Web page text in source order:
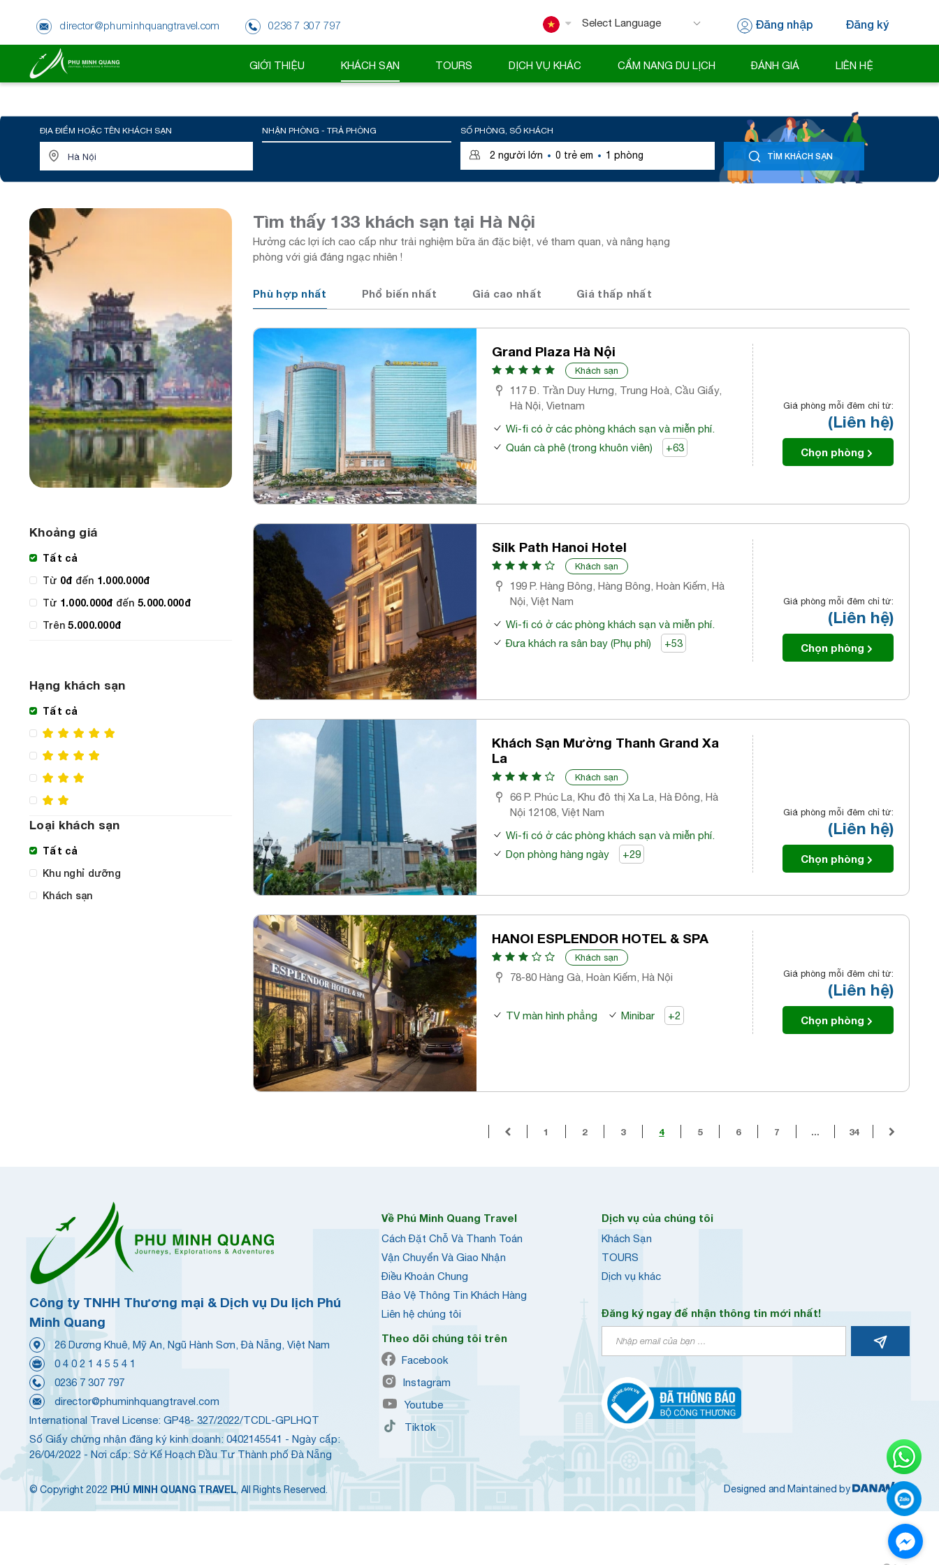
director@phuminhquangtravel.com 0236 7 307 797 Đăng nhập Đăng ký
GIỚI THIỆU KHÁCH SẠN TOURS DỊCH VỤ KHÁC CẨM NANG DU LỊCH ĐÁNH GIÁ LIÊN HỆ
ĐỊA ĐIỂM HOẶC TÊN KHÁCH SẠN NHẬN PHÒNG - TRẢ PHÒNG SỐ PHÒNG, SỐ KHÁCH
2 người lớn · 0 trẻ em · 1 phòng TÌM KHÁCH SẠN
Khoảng giá
Tất cả
Từ 0đ đến 1.000.000đ
Từ 1.000.000đ đến5.000.000đ
Trên5.000.000đ
Hạng khách sạn
Tất cả
Loại khách sạn
Tất cả
Khu nghỉ dưỡng
Khách sạn
Tìm thấy 133 khách sạn tại Hà Nội
Hưởng các lợi ích cao cấp như trải nghiệm bữa ăn đặc biệt, vé tham quan, và nâng hạng
phòng với giá đáng ngạc nhiên !
Phù hợp nhất Phổ biến nhất Giá cao nhất Giá thấp nhất
Grand Plaza Hà Nội
Khách sạn
117 Đ. Trần Duy Hưng, Trung Hoà, Cầu Giấy,
Hà Nội, Vietnam
Wi-fi có ở các phòng khách sạn và miễn phí.
Quán cà phê (trong khuôn viên)
+63
Giá phòng mỗi đêm chỉ từ:
(Liên hệ)
Chọn phòng
Silk Path Hanoi Hotel
Khách sạn
199 P. Hàng Bông, Hàng Bông, Hoàn Kiếm, Hà
Nội, Việt Nam
Wi-fi có ở các phòng khách sạn và miễn phí.
Đưa khách ra sân bay (Phụ phí)
+53
Giá phòng mỗi đêm chỉ từ:
(Liên hệ)
Chọn phòng
Khách Sạn Mường Thanh Grand Xa
La
Khách sạn
66 P. Phúc La, Khu đô thị Xa La, Hà Đông, Hà
Nội 12108, Việt Nam
Wi-fi có ở các phòng khách sạn và miễn phí.
Dọn phòng hàng ngày
+29
Giá phòng mỗi đêm chỉ từ:
(Liên hệ)
Chọn phòng
HANOI ESPLENDOR HOTEL & SPA
Khách sạn
78-80 Hàng Gà, Hoàn Kiếm, Hà Nội
TV màn hình phẳng Minibar +2
Giá phòng mỗi đêm chỉ từ:
(Liên hệ)
Chọn phòng
1 2 3 4 5 6 7 ... 34
Công ty TNHH Thương mại & Dịch vụ Du lịch Phú
Minh Quang
26 Dương Khuê, Mỹ An, Ngũ Hành Sơn, Đà Nẵng, Việt Nam
0 4 0 2 1 4 5 5 4 1
0236 7 307 797
director@phuminhquangtravel.com
International Travel License: GP48- 327/2022/TCDL-GPLHQT
Số Giấy chứng nhận đăng ký kinh doanh: 0402145541 - Ngày cấp:
26/04/2022 - Nơi cấp: Sở Kế Hoạch Đầu Tư Thành phố Đà Nẵng
Về Phú Minh Quang Travel
Cách Đặt Chỗ Và Thanh Toán
Vận Chuyển Và Giao Nhận
Điều Khoản Chung
Bảo Vệ Thông Tin Khách Hàng
Liên hệ chúng tôi
Theo dõi chúng tôi trên
Facebook
Instagram
Youtube
Tiktok
Dịch vụ của chúng tôi
Khách Sạn
TOURS
Dịch vụ khác
Đăng ký ngay để nhận thông tin mới nhất!
© Copyright 2022 PHÚ MINH QUANG TRAVEL, All Rights Reserved. Designed and Maintained by